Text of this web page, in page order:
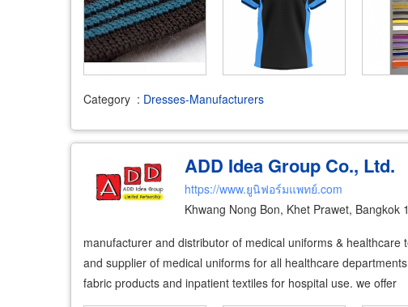
Category : Dresses-Manufacturers
ADD Idea Group Co., Ltd.
https://www.ยูนิฟอร์มแพทย์.com
Khwang Nong Bon, Khet Prawet, Bangkok
manufacturer and distributor of medical uniforms &
and supplier of medical uniforms for all healthcare
fabric products and inpatient textiles for hospital use. we offer